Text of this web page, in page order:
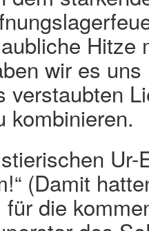
Hitze
wir es
verstaubten
kombinieren.
Ur-
(Damit
die